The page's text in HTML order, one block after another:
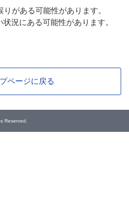
がある可能性があります。
況にある可能性があります。
プページに戻る
Reserved.